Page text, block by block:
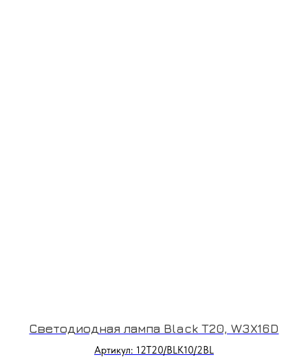
Светодиодная лампа Black T20, W3X16D
Артикул: 12T20/BLK10/2BL